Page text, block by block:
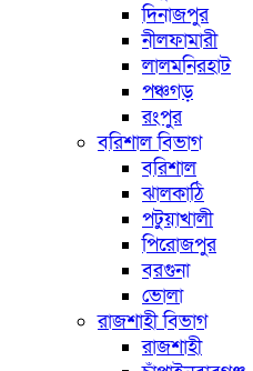
দিনাজপুর
নীলফামারী
লালমনিরহাট
পঞ্চগড়
রংপুর
বরিশাল বিভাগ
বরিশাল
ঝালকাঠি
পটুয়াখালী
পিরোজপুর
বরগুনা
ভোলা
রাজশাহী বিভাগ
রাজশাহী